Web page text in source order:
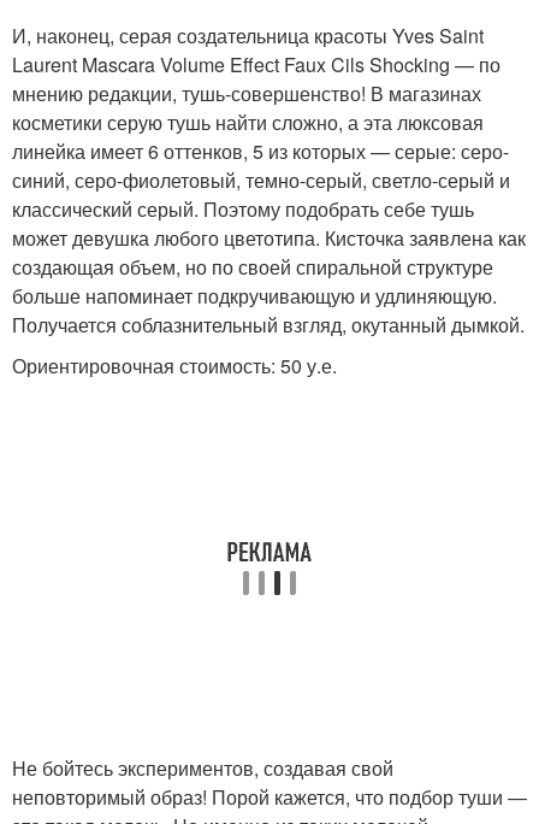
И, наконец, серая создательница красоты Yves Saint
Laurent Mascara Volume Effeсt Faux Cils Shocking — по
мнению редакции, тушь-совершенство! В магазинах
косметики серую тушь найти сложно, а эта люксовая
линейка имеет 6 оттенков, 5 из которых — серые: серо-
синий, серо-фиолетовый, темно-серый, светло-серый и
классический серый. Поэтому подобрать себе тушь
может девушка любого цветотипа. Кисточка заявлена как
создающая объем, но по своей спиральной структуре
больше напоминает подкручивающую и удлиняющую.
Получается соблазнительный взгляд, окутанный дымкой.
Ориентировочная стоимость: 50 у.е.
Не бойтесь экспериментов, создавая свой
неповторимый образ! Порой кажется, что подбор туши —